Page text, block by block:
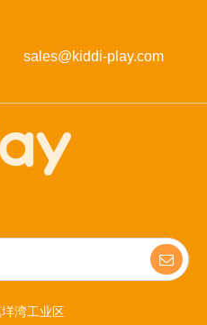
sales@kiddi-play.com
湾工业区